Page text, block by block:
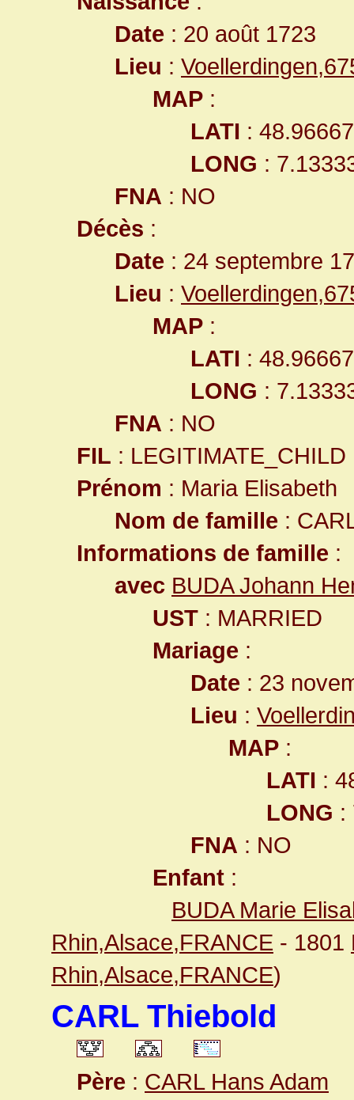
Date : 20 août 1723
Lieu :
MAP :
LATI :
LONG :
FNA : NO
Décès :
Date : 24 septembre
Lieu :
MAP :
LATI :
LONG :
FNA : NO
FIL : LEGITIMATE_CHILD
Prénom : Maria Elisabeth
Nom de famille :
Informations de famille :
avec BUDA Johann
UST : MARRIED
Mariage :
Date : 23
Lieu :
MAP :
LATI :
LONG :
FNA : NO
Enfant :
BUDA Marie
Rhin,Alsace,FRANCE - 1801
Rhin,Alsace,FRANCE)
CARL Thiebold
Père : CARL Hans Adam